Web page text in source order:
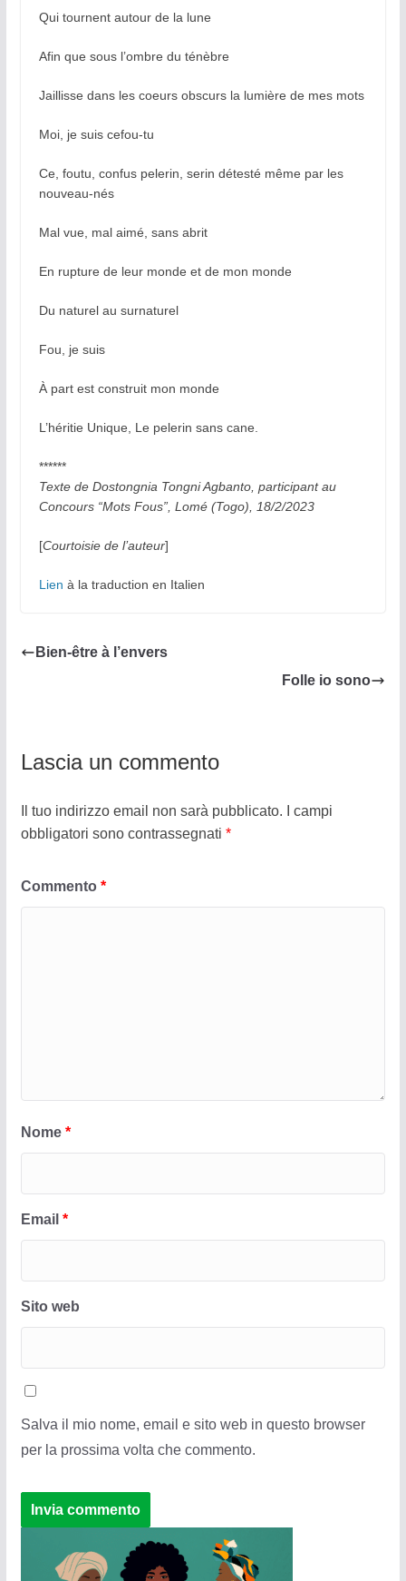
Qui tournent autour de la lune
Afin que sous l’ombre du ténèbre
Jaillisse dans les coeurs obscurs la lumière de mes mots
Moi, je suis cefou-tu
Ce, foutu, confus pelerin, serin détesté même par les
nouveau-nés
Mal vue, mal aimé, sans abrit
En rupture de leur monde et de mon monde
Du naturel au surnaturel
Fou, je suis
À part est construit mon monde
L’héritie Unique, Le pelerin sans cane.
******
Texte de Dostongnia Tongni Agbanto, participant au
Concours “Mots Fous”, Lomé (Togo), 18/2/2023
[Courtoisie de l’auteur]
Lien à la traduction en Italien
Bien-être à l’envers
Folle io sono
Lascia un commento
Il tuo indirizzo email non sarà pubblicato.
I campi
obbligatori sono contrassegnati *
Commento *
Nome *
Email *
Sito web
Salva il mio nome, email e sito web in questo browser
per la prossima volta che commento.